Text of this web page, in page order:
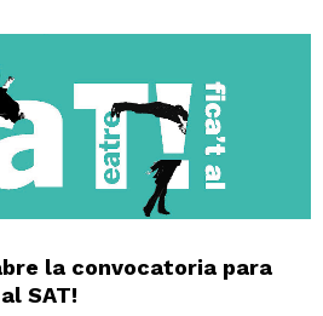
la convocatoria para
SAT!